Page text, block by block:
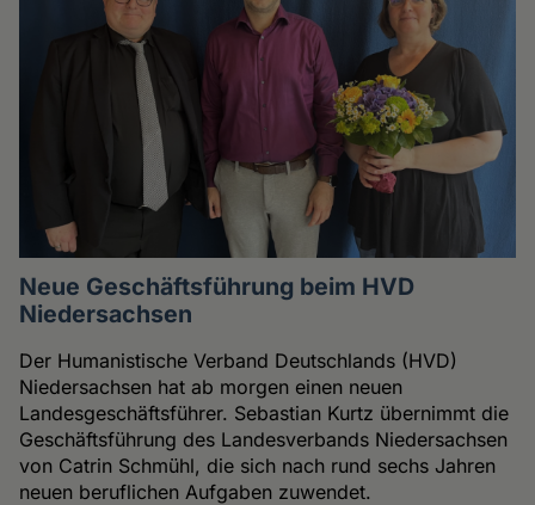
Neue Geschäftsführung beim HVD
Niedersachsen
Der Humanistische Verband Deutschlands (HVD)
Niedersachsen hat ab morgen einen neuen
Landesgeschäftsführer. Sebastian Kurtz übernimmt die
Geschäftsführung des Landesverbands Niedersachsen
von Catrin Schmühl, die sich nach rund sechs Jahren
neuen beruflichen Aufgaben zuwendet.